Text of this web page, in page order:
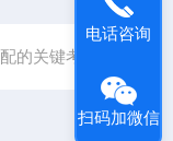
的关键考量
电话咨询
扫码加微信